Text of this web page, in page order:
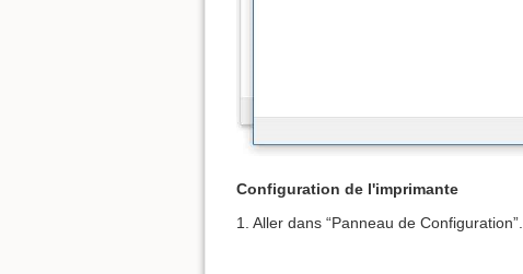
Configuration de l'imprimante
1. Aller dans “Panneau de Configuration”.